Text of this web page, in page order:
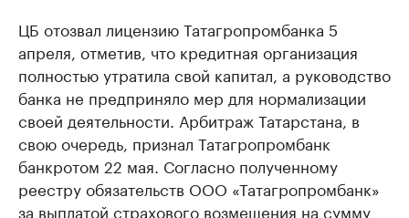
ЦБ отозвал лицензию Татагропромбанка 5
апреля, отметив, что кредитная организация
полностью утратила свой капитал, а руководство
банка не предприняло мер для нормализации
своей деятельности. Арбитраж Татарстана, в
свою очередь, признал Татагропромбанк
банкротом 22 мая. Согласно полученному
реестру обязательств ООО «Татагропромбанк»
за выплатой страхового возмещения на сумму